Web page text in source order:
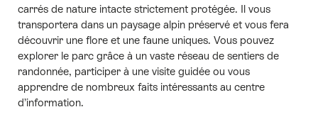
carrés de nature intacte strictement protégée. Il vous
transportera dans un paysage alpin préservé et vous fera
découvrir une flore et une faune uniques. Vous pouvez
explorer le parc grâce à un vaste réseau de sentiers de
randonnée, participer à une visite guidée ou vous
apprendre de nombreux faits intéressants au centre
d’information.